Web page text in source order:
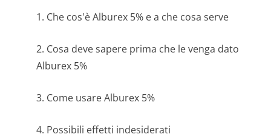
1. Che cos'è Alburex 5% e a che cosa serve
2. Cosa deve sapere prima che le venga dato
Alburex 5%
3. Come usare Alburex 5%
4. Possibili effetti indesiderati